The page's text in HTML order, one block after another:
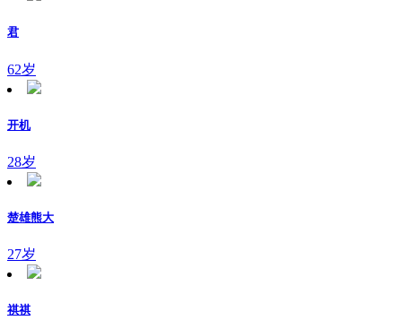
君
62岁
开机
28岁
楚雄熊大
27岁
祺祺